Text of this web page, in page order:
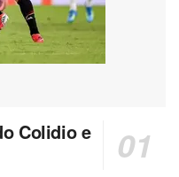
Colidio e